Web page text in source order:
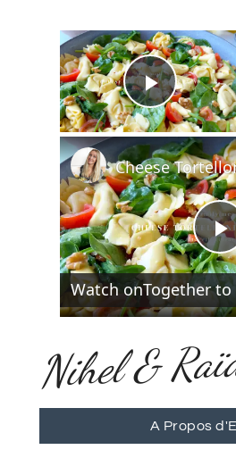
×
Play
Watch onTogether to
Nihel &
A Propos